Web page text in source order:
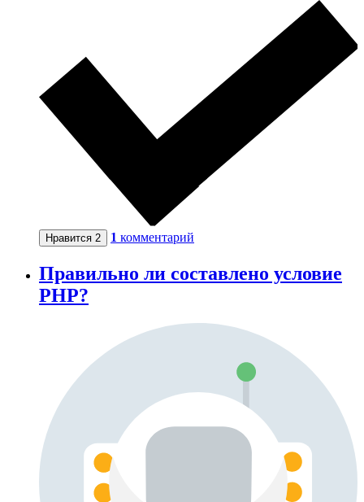
Нравится 2 1 комментарий
Правильно ли составлено условие
PHP?